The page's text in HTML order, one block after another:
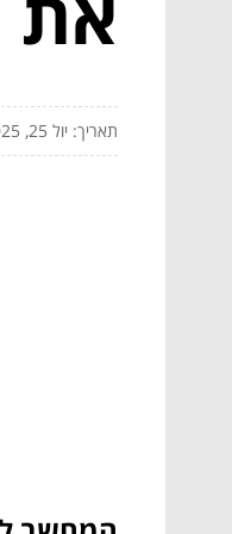
תאריך: יול 25, 2025